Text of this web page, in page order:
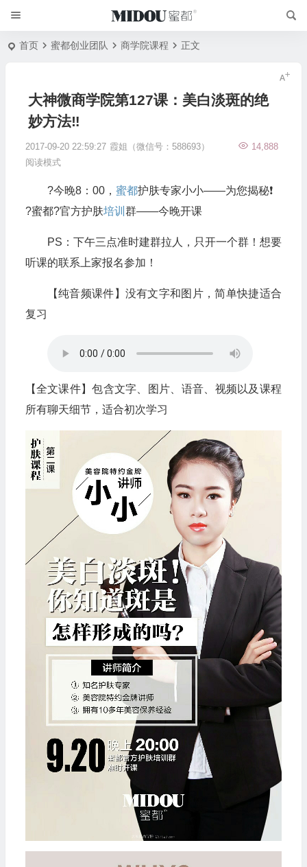
首页 蜜都创业团队 商学院课程 正文
大神微商学院第127课：美白淡斑的绝
妙方法‼️
2017-09-20 22:59:27 霞姐（微信号：588693）
14,888
阅读模式
?今晚8：00， 蜜都护肤专家小小——为您揭秘❗️
?蜜都?官方护肤培训 群——今晚开课
PS：下午三点准时建群拉人，只开一个群！想要
听课的联系上家报名参加！
【纯音频课件】没有文字和图片，简单快捷适合
复习
【全文课件】包含文字、图片、语音、视频以及课程
所有聊天细节，适合初次学习